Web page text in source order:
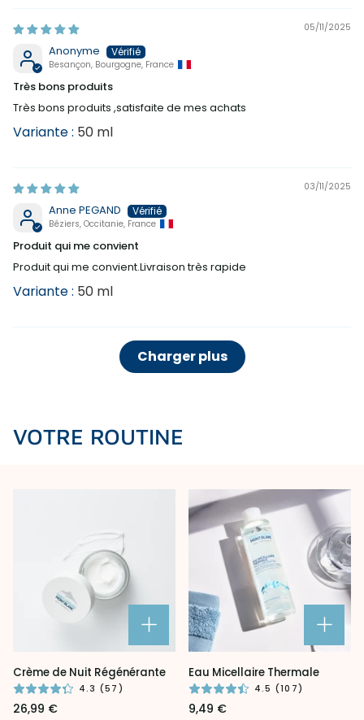
05/11/2025
Anonyme
Besançon, Bourgogne, France
Très bons produits
Très bons produits ,satisfaite de mes achats
50 ml
03/11/2025
Anne PEGAND
Béziers, Occitanie, France
Produit qui me convient
Produit qui me convient.Livraison très rapide
50 ml
Charger plus
VOTRE ROUTINE
Crème
de
Nuit
Régénérante
Crème de Nuit Régénérante
4.3 (57)
26,99 €
Eau
Micellaire
Thermale
Eau Micellaire Thermale
4.5 (107)
9,49 €